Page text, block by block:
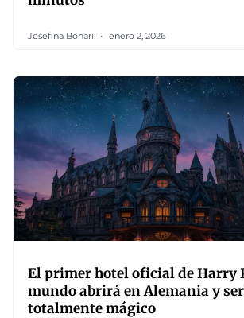
Josefina Bonari enero 2, 2026
El primer hotel oficial de Harry
mundo abrirá en Alemania y
totalmente mágico